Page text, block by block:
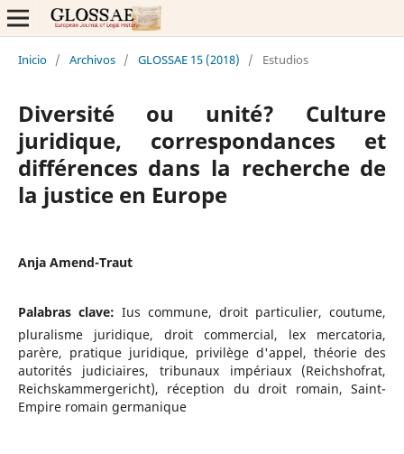
Inicio / Archivos / GLOSSAE 15 (2018) / Estudios
Diversité ou unité? Culture
juridique, correspondances et
différences dans la recherche de
la justice en Europe
Anja Amend-Traut
Palabras clave: Ius commune, droit particulier, coutume,
pluralisme juridique, droit commercial, lex mercatoria,
parère, pratique juridique, privilège d'appel, théorie des
autorités judiciaires, tribunaux impériaux (Reichshofrat,
Reichskammergericht), réception du droit romain, Saint-
Empire romain germanique